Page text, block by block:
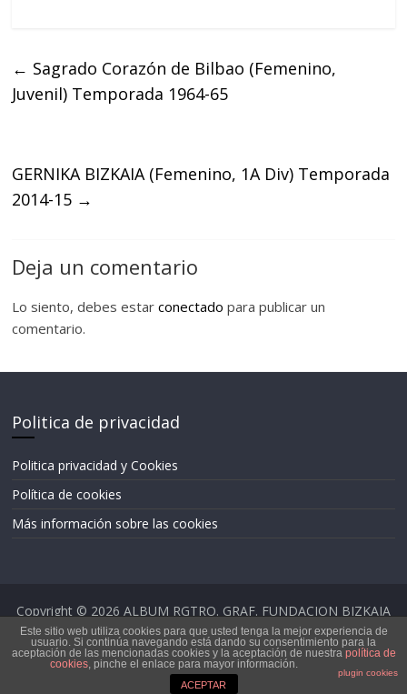
← Sagrado Corazón de Bilbao (Femenino,
Juvenil) Temporada 1964-65
GERNIKA BIZKAIA (Femenino, 1A Div) Temporada
2014-15 →
Deja un comentario
Lo siento, debes estarconectado para publicar un
comentario.
Politica de privacidad
Politica privacidad y Cookies
Política de cookies
Más información sobre las cookies
Copyright © 2026 ALBUM RGTRO. GRAF. FUNDACION BIZKAIA
BASKET/BBF. Todos los derechos reservados.
Tema: ColorMag porThemeGrill. Funciona conWordPress.
Este sitio web utiliza cookies para que usted tenga la mejor experiencia de
usuario. Si continúa navegando está dando su consentimiento para la
aceptación de las mencionadas cookies y la aceptación de nuestra política de
cookies, pinche el enlace para mayor información.
plugin cookies
ACEPTAR